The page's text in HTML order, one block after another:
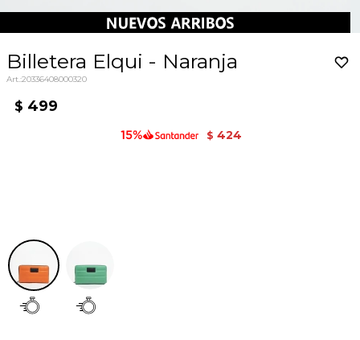
Billetera Elqui - Naranja
20336408000320
$ 499
$ 424